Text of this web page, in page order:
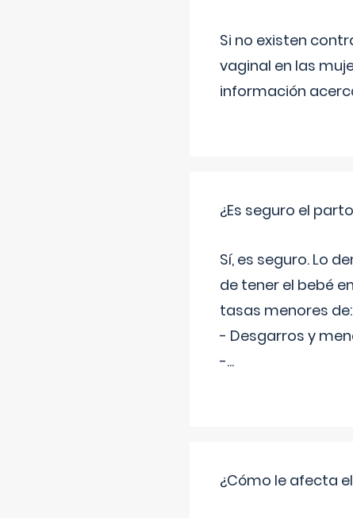
Si no existen
vaginal en las
información
¿Es seguro el
Sí, es seguro. Lo
de tener el bebé
tasas menores de:
- Desgarros y
-...
¿Cómo le afecta